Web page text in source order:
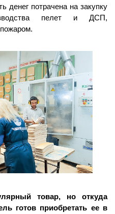
денег потрачена на закупку
пелет и ДСП,
товар, но откуда
готов приобретать ее в